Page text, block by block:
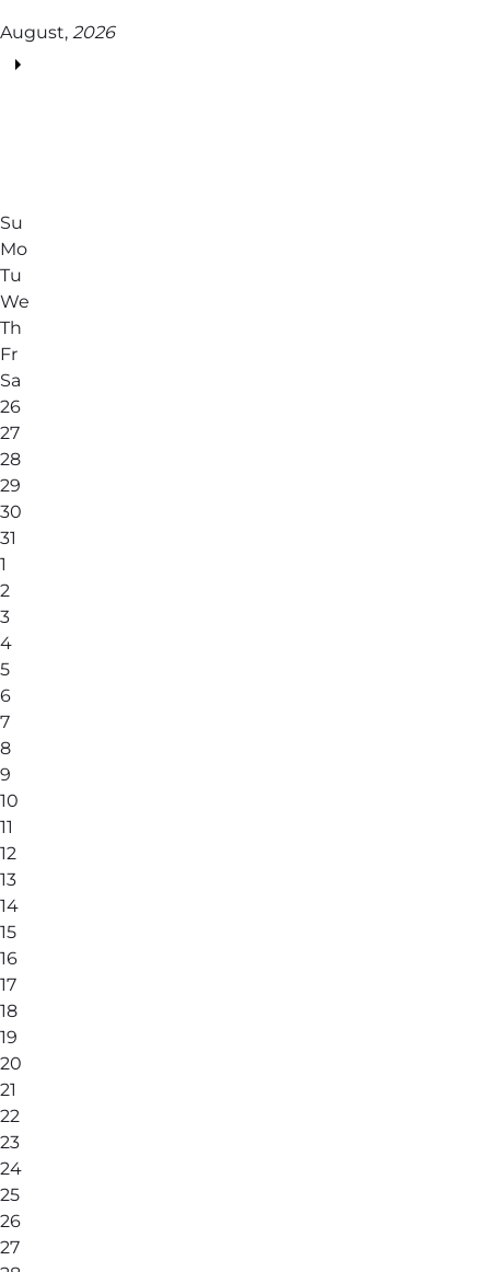
August, 2026
Su
Mo
Tu
We
Th
Fr
Sa
26
27
28
29
30
31
1
2
3
4
5
6
7
8
9
10
11
12
13
14
15
16
17
18
19
20
21
22
23
24
25
26
27